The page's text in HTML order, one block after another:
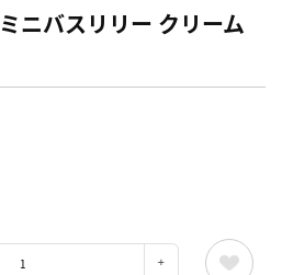
ニバスリリー クリーム